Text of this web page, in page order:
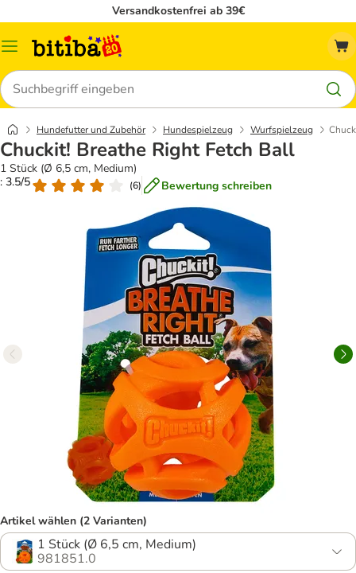
Versandkostenfrei ab 39€
Menü
Suchen
Hundefutter und Zubehör Hundespielzeug Wurfspielzeug
Chuckit! Breathe Right Fetch Ball
1 Stück (Ø 6,5 cm, Medium)
: 3.5/5
(6) Bewertung schreiben
Artikel wählen (2 Varianten)
1 Stück (Ø 6,5 cm, Medium)
981851.0